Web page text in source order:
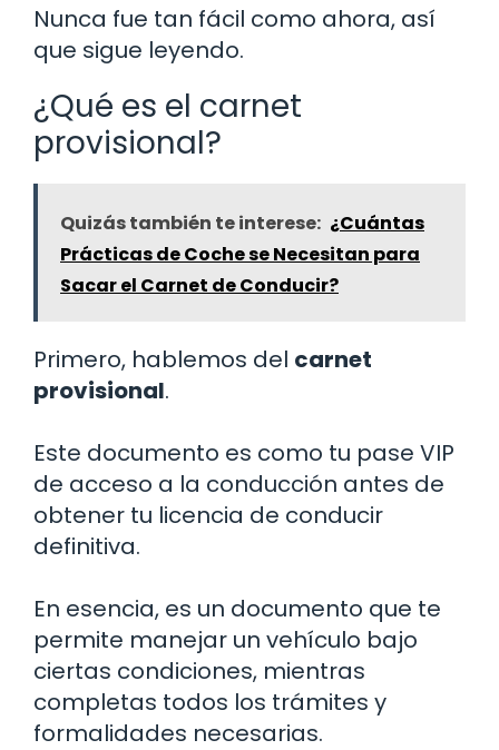
Nunca fue tan fácil como ahora, así
que sigue leyendo.
¿Qué es el carnet
provisional?
Quizás también te interese: ¿Cuántas
Prácticas de Coche se Necesitan para
Sacar el Carnet de Conducir?
Primero, hablemos del carnet
provisional.
Este documento es como tu pase VIP
de acceso a la conducción antes de
obtener tu licencia de conducir
definitiva.
En esencia, es un documento que te
permite manejar un vehículo bajo
ciertas condiciones, mientras
completas todos los trámites y
formalidades necesarias.